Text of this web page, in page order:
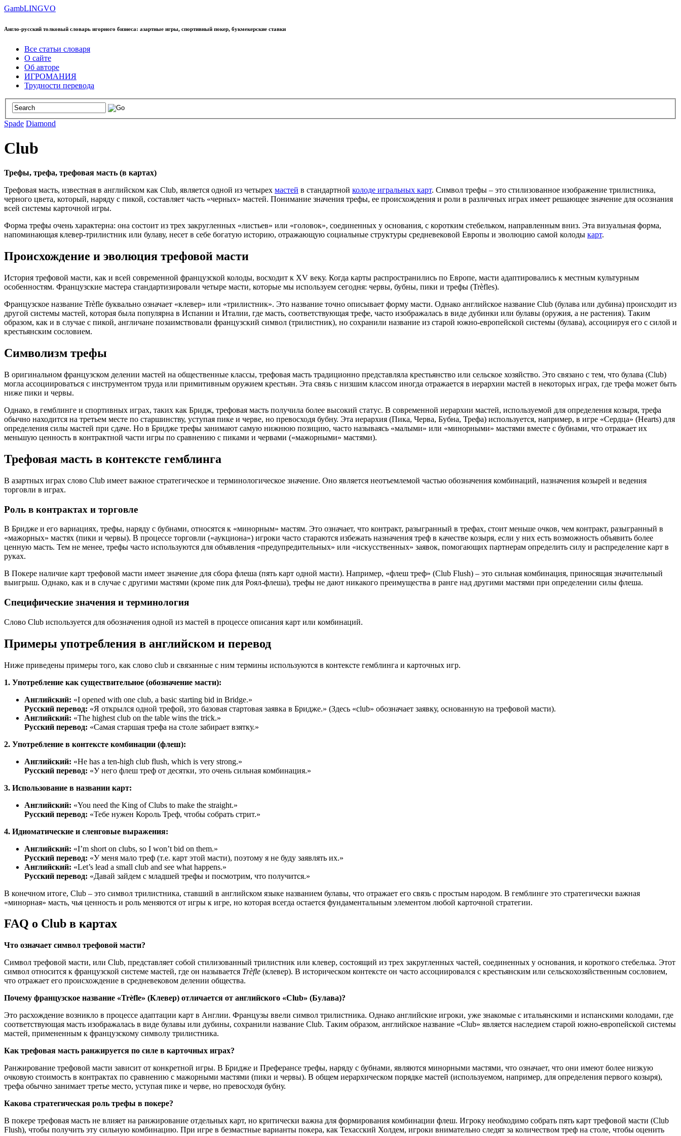
GambLINGVO
Англо-русский толковый словарь игорного бизнеса: азартные игры, спортивный покер, букмекерские ставки
Все статьи словаря
О сайте
Об авторе
ИГРОМАНИЯ
Трудности перевода
Spade Diamond
Club
Трефы, трефа, трефовая масть (в картах)
Трефовая масть, известная в английском как Club, является одной из четырех мастей в стандартной колоде игральных карт. Символ трефы – это стилизованное изображение трилистника,
черного цвета, который, наряду с пикой, составляет часть «черных» мастей. Понимание значения трефы, ее происхождения и роли в различных играх имеет решающее значение для осознания
всей системы карточной игры.
Форма трефы очень характерна: она состоит из трех закругленных «листьев» или «головок», соединенных у основания, с коротким стебельком, направленным вниз. Эта визуальная форма,
напоминающая клевер-трилистник или булаву, несет в себе богатую историю, отражающую социальные структуры средневековой Европы и эволюцию самой колоды карт.
Происхождение и эволюция трефовой масти
История трефовой масти, как и всей современной французской колоды, восходит к XV веку. Когда карты распространились по Европе, масти адаптировались к местным культурным
особенностям. Французские мастера стандартизировали четыре масти, которые мы используем сегодня: червы, бубны, пики и трефы (Trèfles).
Французское название Trèfle буквально означает «клевер» или «трилистник». Это название точно описывает форму масти. Однако английское название Club (булава или дубина) происходит из
другой системы мастей, которая была популярна в Испании и Италии, где масть, соответствующая трефе, часто изображалась в виде дубинки или булавы (оружия, а не растения). Таким
образом, как и в случае с пикой, англичане позаимствовали французский символ (трилистник), но сохранили название из старой южно-европейской системы (булава), ассоциируя его с силой и
крестьянским сословием.
Символизм трефы
В оригинальном французском делении мастей на общественные классы, трефовая масть традиционно представляла крестьянство или сельское хозяйство. Это связано с тем, что булава (Club)
могла ассоциироваться с инструментом труда или примитивным оружием крестьян. Эта связь с низшим классом иногда отражается в иерархии мастей в некоторых играх, где трефа может быть
ниже пики и червы.
Однако, в гемблинге и спортивных играх, таких как Бридж, трефовая масть получила более высокий статус. В современной иерархии мастей, используемой для определения козыря, трефа
обычно находится на третьем месте по старшинству, уступая пике и черве, но превосходя бубну. Эта иерархия (Пика, Черва, Бубна, Трефа) используется, например, в игре «Сердца» (Hearts) для
определения силы мастей при сдаче. Но в Бридже трефы занимают самую нижнюю позицию, часто называясь «малыми» или «минорными» мастями вместе с бубнами, что отражает их
меньшую ценность в контрактной части игры по сравнению с пиками и червами («мажорными» мастями).
Трефовая масть в контексте гемблинга
В азартных играх слово Club имеет важное стратегическое и терминологическое значение. Оно является неотъемлемой частью обозначения комбинаций, назначения козырей и ведения
торговли в играх.
Роль в контрактах и торговле
В Бридже и его вариациях, трефы, наряду с бубнами, относятся к «минорным» мастям. Это означает, что контракт, разыгранный в трефах, стоит меньше очков, чем контракт, разыгранный в
«мажорных» мастях (пики и червы). В процессе торговли («аукциона») игроки часто стараются избежать назначения треф в качестве козыря, если у них есть возможность объявить более
ценную масть. Тем не менее, трефы часто используются для объявления «предупредительных» или «искусственных» заявок, помогающих партнерам определить силу и распределение карт в
руках.
В Покере наличие карт трефовой масти имеет значение для сбора флеша (пять карт одной масти). Например, «флеш треф» (Club Flush) – это сильная комбинация, приносящая значительный
выигрыш. Однако, как и в случае с другими мастями (кроме пик для Роял-флеша), трефы не дают никакого преимущества в ранге над другими мастями при определении силы флеша.
Специфические значения и терминология
Слово Club используется для обозначения одной из мастей в процессе описания карт или комбинаций.
Примеры употребления в английском и перевод
Ниже приведены примеры того, как слово club и связанные с ним термины используются в контексте гемблинга и карточных игр.
1. Употребление как существительное (обозначение масти):
Английский: «I opened with one club, a basic starting bid in Bridge.»
Русский перевод: «Я открылся одной трефой, это базовая стартовая заявка в Бридже.» (Здесь «club» обозначает заявку, основанную на трефовой масти).
Английский: «The highest club on the table wins the trick.»
Русский перевод: «Самая старшая трефа на столе забирает взятку.»
2. Употребление в контексте комбинации (флеш):
Английский: «He has a ten-high club flush, which is very strong.»
Русский перевод: «У него флеш треф от десятки, это очень сильная комбинация.»
3. Использование в названии карт:
Английский: «You need the King of Clubs to make the straight.»
Русский перевод: «Тебе нужен Король Треф, чтобы собрать стрит.»
4. Идиоматические и сленговые выражения:
Английский: «I’m short on clubs, so I won’t bid on them.»
Русский перевод: «У меня мало треф (т.е. карт этой масти), поэтому я не буду заявлять их.»
Английский: «Let’s lead a small club and see what happens.»
Русский перевод: «Давай зайдем с младшей трефы и посмотрим, что получится.»
В конечном итоге, Club – это символ трилистника, ставший в английском языке названием булавы, что отражает его связь с простым народом. В гемблинге это стратегически важная
«минорная» масть, чья ценность и роль меняются от игры к игре, но которая всегда остается фундаментальным элементом любой карточной стратегии.
FAQ о Club в картах
Что означает символ трефовой масти?
Символ трефовой масти, или Club, представляет собой стилизованный трилистник или клевер, состоящий из трех закругленных частей, соединенных у основания, и короткого стебелька. Этот
символ относится к французской системе мастей, где он называется Trèfle (клевер). В историческом контексте он часто ассоциировался с крестьянским или сельскохозяйственным сословием,
что отражает его происхождение в средневековом делении общества.
Почему французское название «Trèfle» (Клевер) отличается от английского «Club» (Булава)?
Это расхождение возникло в процессе адаптации карт в Англии. Французы ввели символ трилистника. Однако английские игроки, уже знакомые с итальянскими и испанскими колодами, где
соответствующая масть изображалась в виде булавы или дубины, сохранили название Club. Таким образом, английское название «Club» является наследием старой южно-европейской системы
мастей, примененным к французскому символу трилистника.
Как трефовая масть ранжируется по силе в карточных играх?
Ранжирование трефовой масти зависит от конкретной игры. В Бридже и Преферансе трефы, наряду с бубнами, являются минорными мастями, что означает, что они имеют более низкую
очковую стоимость в контрактах по сравнению с мажорными мастями (пики и червы). В общем иерархическом порядке мастей (используемом, например, для определения первого козыря),
трефа обычно занимает третье место, уступая пике и черве, но превосходя бубну.
Какова стратегическая роль трефы в покере?
В покере трефовая масть не влияет на ранжирование отдельных карт, но критически важна для формирования комбинации флеш. Игроку необходимо собрать пять карт трефовой масти (Club
Flush), чтобы получить эту сильную комбинацию. При игре в безмастные варианты покера, как Техасский Холдем, игроки внимательно следят за количеством треф на столе, чтобы оценить